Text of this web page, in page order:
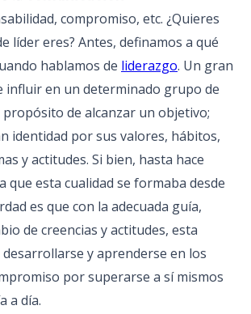
compromiso, etc. ¿Quieres
líder eres? Antes, definamos a qué
hablamos de liderazgo. Un gran
influir en un determinado grupo de
de alcanzar un objetivo;
identidad por sus valores, hábitos,
y actitudes. Si bien, hasta hace
que esta cualidad se formaba desde
es que con la adecuada guía,
de creencias y actitudes, esta
y aprenderse en los
por superarse a sí mismos
a día.